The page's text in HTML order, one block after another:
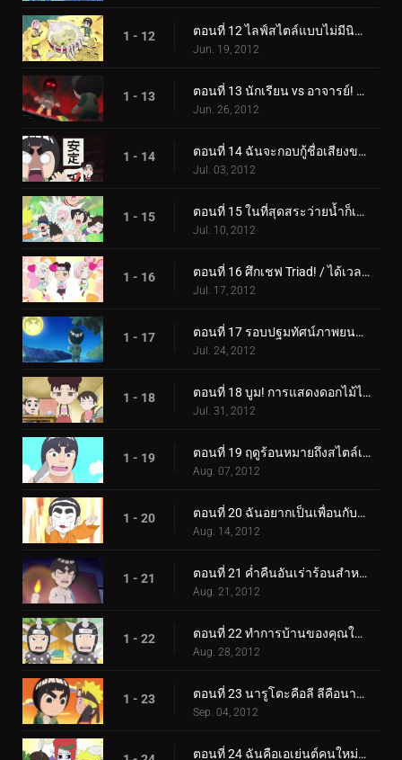
1 - 12 ตอนที่ 12 ไลฟ์สไตล์แบบไม่มีนินจา! / ฉันอยากจะแบ่งปันร่มกับซากุระ
Jun. 19, 2012
1 - 13 ตอนที่ 13 นักเรียน vs อาจารย์! ร็อค ลี ปะทะ ไมท์ กาย! / ฉันจะเหนือกว่าอาจารย์อาจารย์
Jun. 26, 2012
1 - 14 ตอนที่ 14 ฉันจะกอบกู้ชื่อเสียงของนินจา! / ความตาย!
Jul. 03, 2012
1 - 15 ตอนที่ 15 ในที่สุดสระว่ายน้ำก็เปิดแล้ว! / สวนสนุกริมสระน้ำโอโรจิแสนสุข!
Jul. 10, 2012
1 - 16 ตอนที่ 16 ศึกเชฟ Triad! / ได้เวลาลดเสียงอาจารย์กายแล้ว!
Jul. 17, 2012
1 - 17 ตอนที่ 17 รอบปฐมทัศน์ภาพยนตร์นารูโตะใหม่! / ไปดูหนังนารูโตะเรื่องใหม่กันเถอะ!
Jul. 24, 2012
1 - 18 ตอนที่ 18 บูม! การแสดงดอกไม้ไฟชิโนบิ! / ปัง! เท็นเท็นทำตัวแปลกๆ!
Jul. 31, 2012
1 - 19 ตอนที่ 19 ฤดูร้อนหมายถึงสไตล์เปลือกหอย! / สงครามแตงโม!
Aug. 07, 2012
1 - 20 ตอนที่ 20 ฉันอยากเป็นเพื่อนกับกาอาระ! / การจู่โจมของนักต้มตุ๋นร็อค ลี
Aug. 14, 2012
1 - 21 ตอนที่ 21 ค่ำคืนอันเร่าร้อนสำหรับเรื่องราวอันแสนผ่อนคลาย / น้ำตาของโฮคาเงะไม่ได้มีไว้เพื่อการตกแต่ง
Aug. 21, 2012
1 - 22 ตอนที่ 22 ทำการบ้านของคุณในนาทีสุดท้ายเสมอ! / ห้อง 3-ลี! พวกเราคือทีม Guy!
Aug. 28, 2012
1 - 23 ตอนที่ 23 นารูโตะคือลี ลีคือนารูโตะ! / ฉันใฝ่ฝันที่จะพาเก้าหางไปเดินเล่น!
Sep. 04, 2012
ตอนที่ 24 ฉันคือเอเย่นต์คนใหม่ของไซ / ชนะใจเลดี้ซึนาเดะ!